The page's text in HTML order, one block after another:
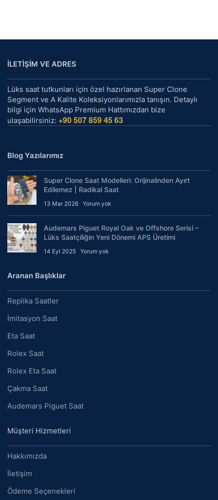
İLETİŞİM VE ADRES
Lüks saat tutkunları için özel hazırlanan Super Clone
Segment ve A Kalite Koleksiyonlarımızla tanışın. Detaylı
bilgi için WhatsApp Premium Hattımızdan bize
ulaşabilirsiniz: +90 507 859 45 63
Blog Yazılarımız
Super Clone Saat Modelleri: Orijinalinden Ayırt
Edilemez | Radikal Saat
13 Mar 2026 Yorum yok
Audemars Piguet Royal Oak ve Offshore Serisi –
Lüks Saatçiliğin Yeni Dönemi APS Üretimi
14 Eyl 2025 Yorum yok
Aranan Başlıklar
Replika Saatler
İmitasyon Saat
Eta Saat
Rolex Saat
Rolex Eta Saat
Çakma Saat
Audemars Piguet Saat
Müşteri Hizmetleri
Hakkımızda
İletişim
Ödeme Seçenekleri